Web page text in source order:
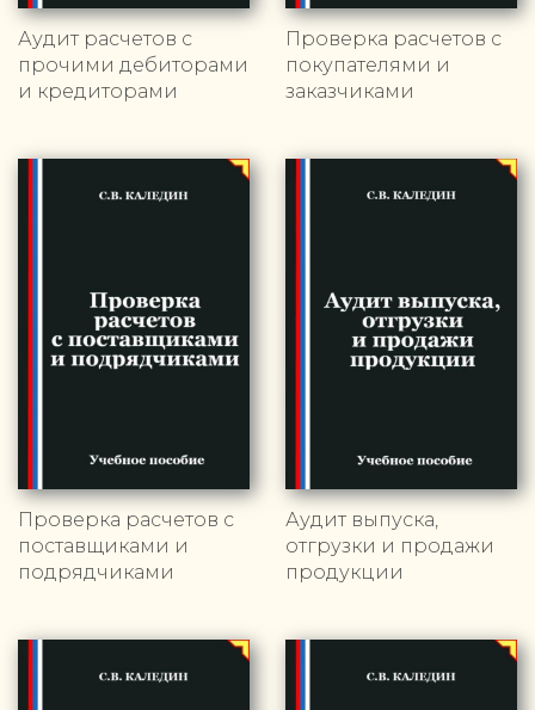
Аудит расчетов с
прочими дебиторами
и кредиторами
Проверка расчетов с
покупателями и
заказчиками
Проверка расчетов с
поставщиками и
подрядчиками
Аудит выпуска,
отгрузки и продажи
продукции